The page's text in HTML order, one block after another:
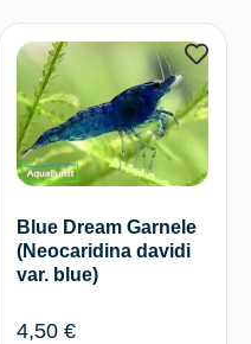
Blue Dream Garnele
(Neocaridina davidi
var. blue)
4,50 €